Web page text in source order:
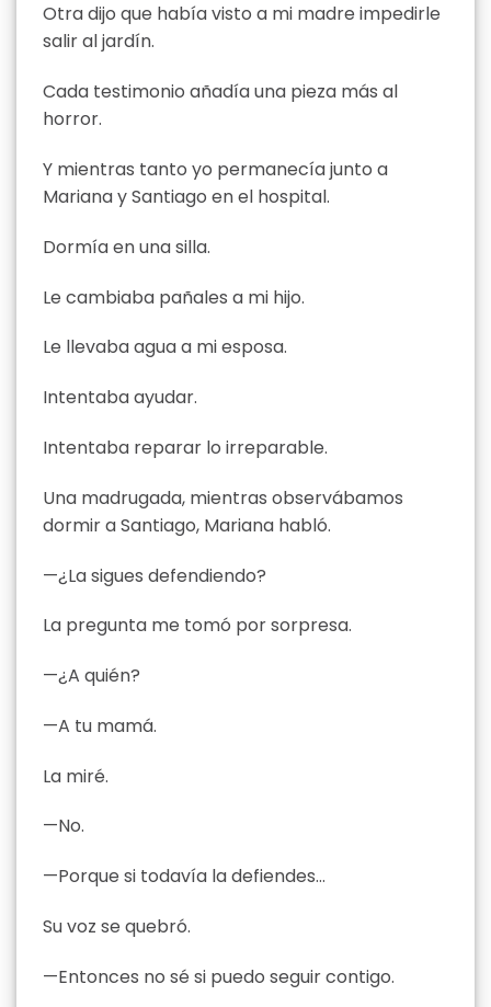
Otra dijo que había visto a mi madre impedirle
salir al jardín.
Cada testimonio añadía una pieza más al
horror.
Y mientras tanto yo permanecía junto a
Mariana y Santiago en el hospital.
Dormía en una silla.
Le cambiaba pañales a mi hijo.
Le llevaba agua a mi esposa.
Intentaba ayudar.
Intentaba reparar lo irreparable.
Una madrugada, mientras observábamos
dormir a Santiago, Mariana habló.
—¿La sigues defendiendo?
La pregunta me tomó por sorpresa.
—¿A quién?
—A tu mamá.
La miré.
—No.
—Porque si todavía la defiendes…
Su voz se quebró.
—Entonces no sé si puedo seguir contigo.